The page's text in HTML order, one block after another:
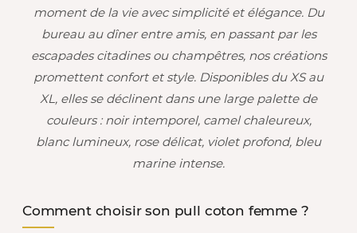
moment de la vie avec simplicité et élégance. Du
bureau au dîner entre amis, en passant par les
escapades citadines ou champêtres, nos créations
promettent confort et style. Disponibles du XS au
XL, elles se déclinent dans une large palette de
couleurs : noir intemporel, camel chaleureux,
blanc lumineux, rose délicat, violet profond, bleu
marine intense.
Comment choisir son pull coton femme ?